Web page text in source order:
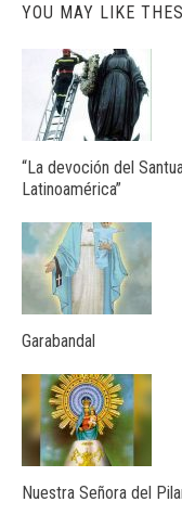
YOU MAY LIKE
“La devoción del
Latinoamérica”
Garabandal
Nuestra Señora del